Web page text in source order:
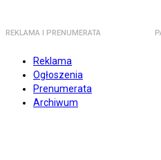
REKLAMA I PRENUMERATA
Reklama
Ogłoszenia
Prenumerata
Archiwum